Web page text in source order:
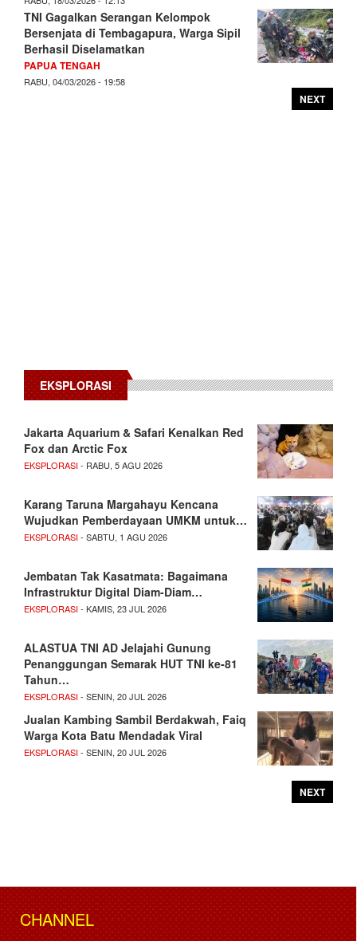
TNI Gagalkan Serangan Kelompok
Bersenjata di Tembagapura, Warga Sipil
Berhasil Diselamatkan
PAPUA TENGAH
RABU, 04/03/2026 - 19:58
NEXT
EKSPLORASI
Jakarta Aquarium & Safari Kenalkan Red
Fox dan Arctic Fox
EKSPLORASI- RABU, 5 AGU 2026
Karang Taruna Margahayu Kencana
Wujudkan Pemberdayaan UMKM untuk…
EKSPLORASI- SABTU, 1 AGU 2026
Jembatan Tak Kasatmata: Bagaimana
Infrastruktur Digital Diam-Diam…
EKSPLORASI- KAMIS, 23 JUL 2026
ALASTUA TNI AD Jelajahi Gunung
Penanggungan Semarak HUT TNI ke-81
Tahun…
EKSPLORASI- SENIN, 20 JUL 2026
Jualan Kambing Sambil Berdakwah, Faiq
Warga Kota Batu Mendadak Viral
EKSPLORASI- SENIN, 20 JUL 2026
NEXT
CHANNEL